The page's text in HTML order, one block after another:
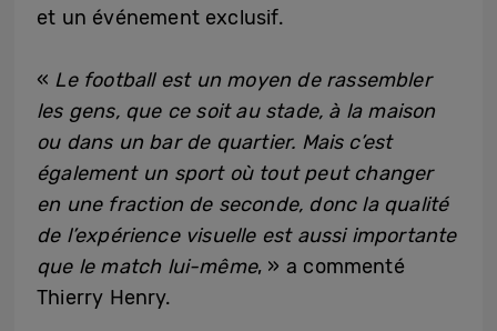
et un événement exclusif.
« Le football est un moyen de rassembler
les gens, que ce soit au stade, à la maison
ou dans un bar de quartier. Mais c’est
également un sport où tout peut changer
en une fraction de seconde, donc la qualité
de l’expérience visuelle est aussi importante
que le match lui-même, » a commenté
Thierry Henry.